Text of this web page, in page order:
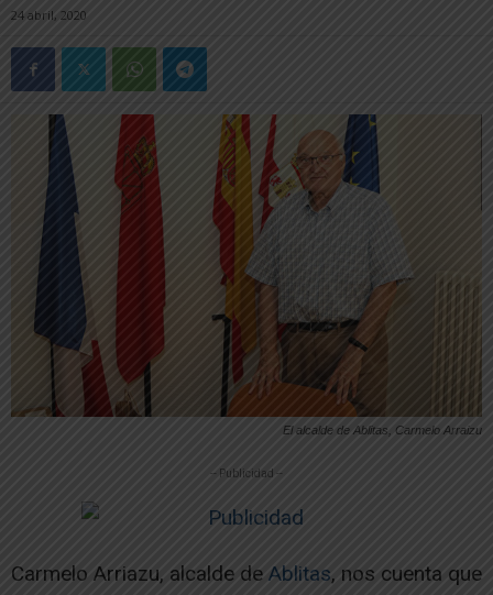
24 abril, 2020
El alcalde de Ablitas, Carmelo Arraizu
-- Publicidad --
Carmelo Arriazu, alcalde de Ablitas, nos cuenta que